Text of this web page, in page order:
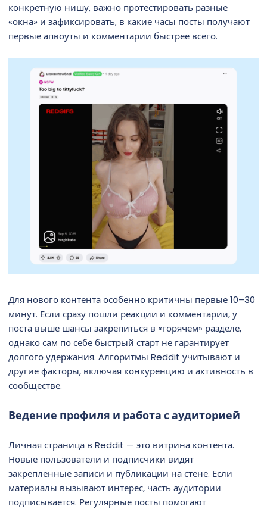
конкретную нишу, важно протестировать разные
«окна» и зафиксировать, в какие часы посты получают
первые апвоуты и комментарии быстрее всего.
Для нового контента особенно критичны первые 10–30
минут. Если сразу пошли реакции и комментарии, у
поста выше шансы закрепиться в «горячем» разделе,
однако сам по себе быстрый старт не гарантирует
долгого удержания. Алгоритмы Reddit учитывают и
другие факторы, включая конкуренцию и активность в
сообществе.
Ведение профиля и работа с аудиторией
Личная страница в Reddit — это витрина контента.
Новые пользователи и подписчики видят
закрепленные записи и публикации на стене. Если
материалы вызывают интерес, часть аудитории
подписывается. Регулярные посты помогают